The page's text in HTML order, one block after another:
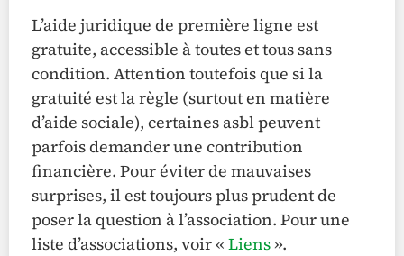
L’aide juridique de première ligne est
gratuite, accessible à toutes et tous sans
condition. Attention toutefois que si la
gratuité est la règle (surtout en matière
d’aide sociale), certaines asbl peuvent
parfois demander une contribution
financière. Pour éviter de mauvaises
surprises, il est toujours plus prudent de
poser la question à l’association. Pour une
liste d’associations, voir « Liens».